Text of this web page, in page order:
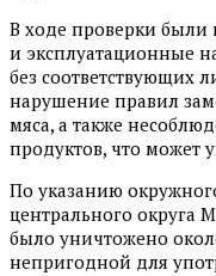
В ходе проверки были
и эксплуатационные
без соответствующих
нарушение правил
мяса, а также
продуктов, что может
По указанию
центрального округа
было уничтожено
непригодной для